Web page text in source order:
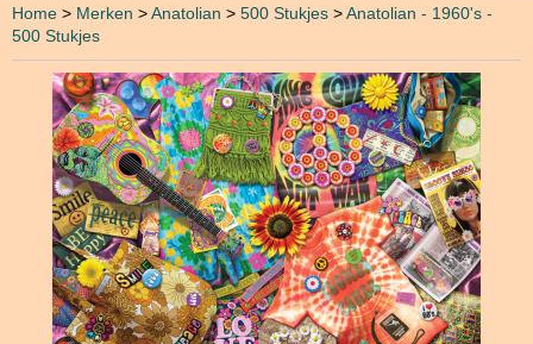
Home > Merken >Anatolian > 500 Stukjes >Anatolian - 1960's -
500 Stukjes